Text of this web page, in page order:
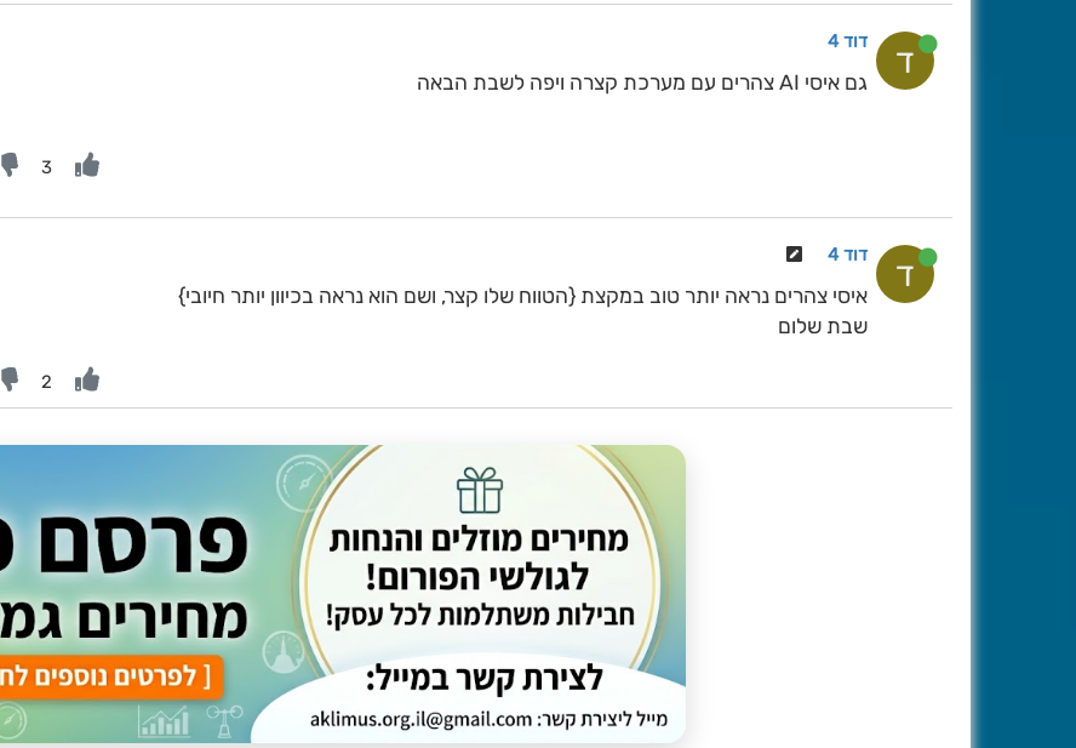
ד דוד 4
גם איסי AI צהרים עם מערכת קצרה ויפה לשבת הבאה
3
ד דוד 4
איסי צהרים נראה יותר טוב במקצת {הטווח שלו קצר, ושם הוא נראה בכיוון יותר חיובי}
שבת שלום
2